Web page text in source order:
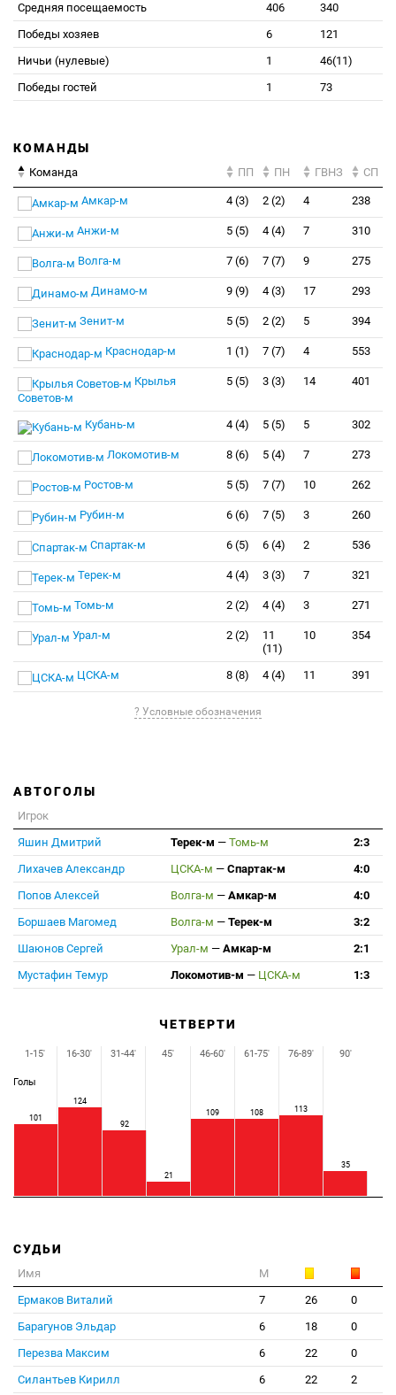
Средняя посещаемость
406
340
Победы хозяев
6
121
Ничьи (нулевые)
1
46(11)
Победы гостей
1 73
КОМАНДЫ
Команда ПП ПН ГВНЗ СП
Амкар-м 4 (3) 2 (2) 4 238
Анжи-м 5 (5) 4 (4) 7 310
Волга-м 7 (6) 7 (7) 9 275
Динамо-м 9 (9) 4 (3) 17 293
Зенит-м 5 (5) 2 (2) 5 394
Краснодар-м 1 (1) 7 (7) 4 553
Крылья
Советов-м
5 (5) 3 (3) 14 401
Кубань-м 4 (4) 5 (5) 5 302
Локомотив-м 8 (6) 5 (4) 7 273
Ростов-м 5 (5) 7 (7) 10 262
Рубин-м 6 (6) 7 (5) 3 260
Спартак-м 6 (5) 6 (4) 2 536
Терек-м 4 (4) 3 (3) 7 321
Томь-м 2 (2) 4 (4) 3 271
Урал-м 2 (2)
11
(11)
10 354
ЦСКА-м 8 (8) 4 (4) 11 391
? Условные обозначения
АВТОГОЛЫ
Игрок
Яшин Дмитрий
Терек-м — Томь-м
2:3
Лихачев Александр
ЦСКА-м — Спартак-м
4:0
Попов Алексей
Волга-м — Амкар-м
4:0
Боршаев Магомед
Волга-м — Терек-м
3:2
Шаюнов Сергей
Урал-м — Амкар-м
2:1
Мустафин Темур
Локомотив-м — ЦСКА-м 1:3
ЧЕТВЕРТИ
Голы
101
124
92
21
109 108 113
35
1-15' 16-30' 31-44' 45' 46-60' 61-75' 76-89' 90'
СУДЬИ
Имя
М
Ермаков Виталий
7 26
0
Барагунов Эльдар
6 18
0
Перезва Максим
6 22
0
Силантьев Кирилл
6 22 2